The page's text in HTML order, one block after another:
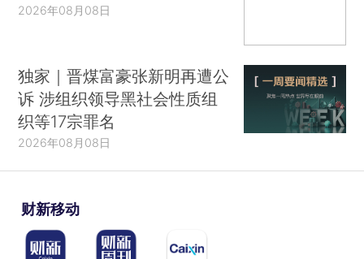
2026年08月08日
独家｜晋煤富豪张新明再遭公
诉 涉组织领导黑社会性质组
织等17宗罪名
2026年08月08日
财新移动